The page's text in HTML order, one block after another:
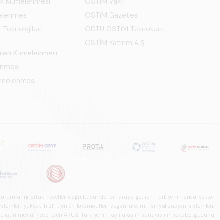
Teknolojileri
Kümelenmesi
OSTİM Gazetesi
ODTÜ OSTİM Teknokent
OSTİM Yatırım A.Ş.
ortak hedefler doğrultusunda bir araya getiren Türkiye'nin öncü sektör
yüksek hızlı trenler, lokomotifler, vagon üretimi, sinyalizasyon sistemleri,
hedefleyen ARUS, Türkiye'nin raylı ulaşım sanayisinin rekabet gücünü